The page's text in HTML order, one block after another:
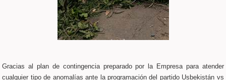
Gracias al plan de contingencia preparado por la Empresa para atender
cualquier tipo de anomalías ante la programación del partido Usbekistán vs